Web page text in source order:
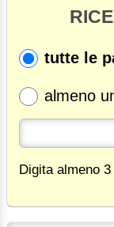
tutte le
almeno
Digita almeno